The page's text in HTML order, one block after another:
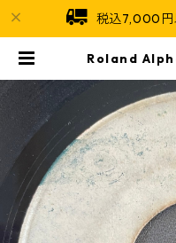
税込7,000円
Roland